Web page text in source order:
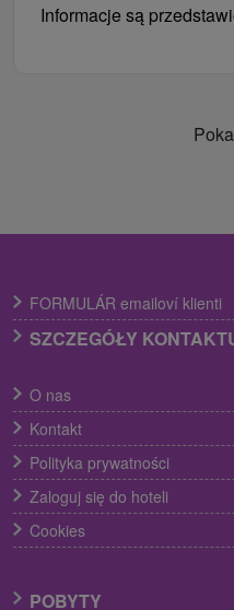
Informacje są
FORMULÁR emailoví klienti
SZCZEGÓŁY
O nas
Kontakt
Polityka prywatności
Zaloguj się do hoteli
Cookies
POBYTY